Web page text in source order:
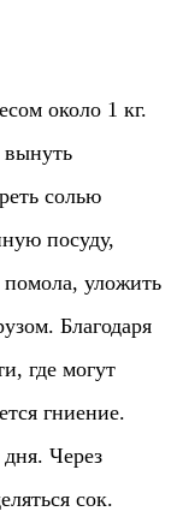
около 1 кг.
солью
посуду,
уложить
Благодаря
где могут
гниение.
Через
сок.